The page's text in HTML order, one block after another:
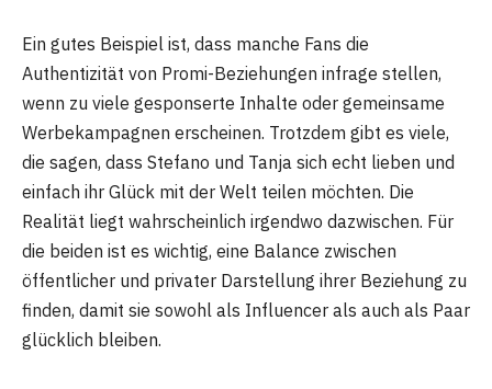
Ein gutes Beispiel ist, dass manche Fans die
Authentizität von Promi-Beziehungen infrage stellen,
wenn zu viele gesponserte Inhalte oder gemeinsame
Werbekampagnen erscheinen. Trotzdem gibt es viele,
die sagen, dass Stefano und Tanja sich echt lieben und
einfach ihr Glück mit der Welt teilen möchten. Die
Realität liegt wahrscheinlich irgendwo dazwischen. Für
die beiden ist es wichtig, eine Balance zwischen
öffentlicher und privater Darstellung ihrer Beziehung zu
finden, damit sie sowohl als Influencer als auch als Paar
glücklich bleiben.